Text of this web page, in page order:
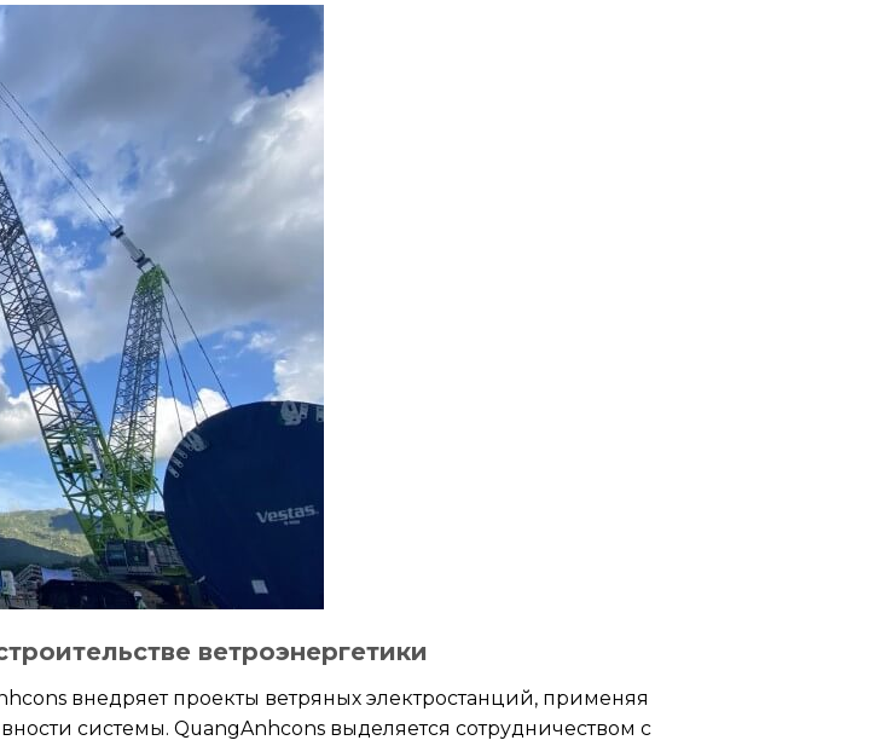
ветроэнергетики
внедряет проекты ветряных электростанций, применяя
системы. QuangAnhcons выделяется сотрудничеством с